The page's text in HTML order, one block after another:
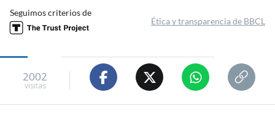
Seguimos criterios de
Ética y transparencia de BBCL
2002
visitas